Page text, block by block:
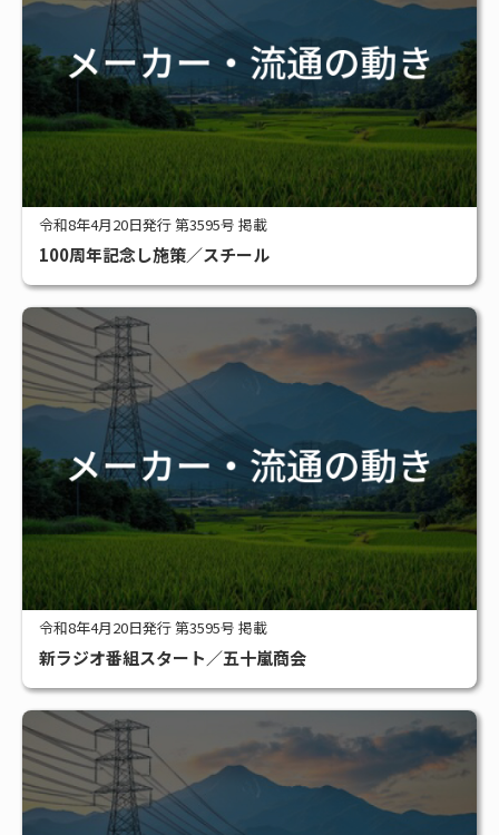
令和8年4月20日発行 第3595号 掲載
100周年記念し施策／スチール
令和8年4月20日発行 第3595号 掲載
新ラジオ番組スタート／五十嵐商会